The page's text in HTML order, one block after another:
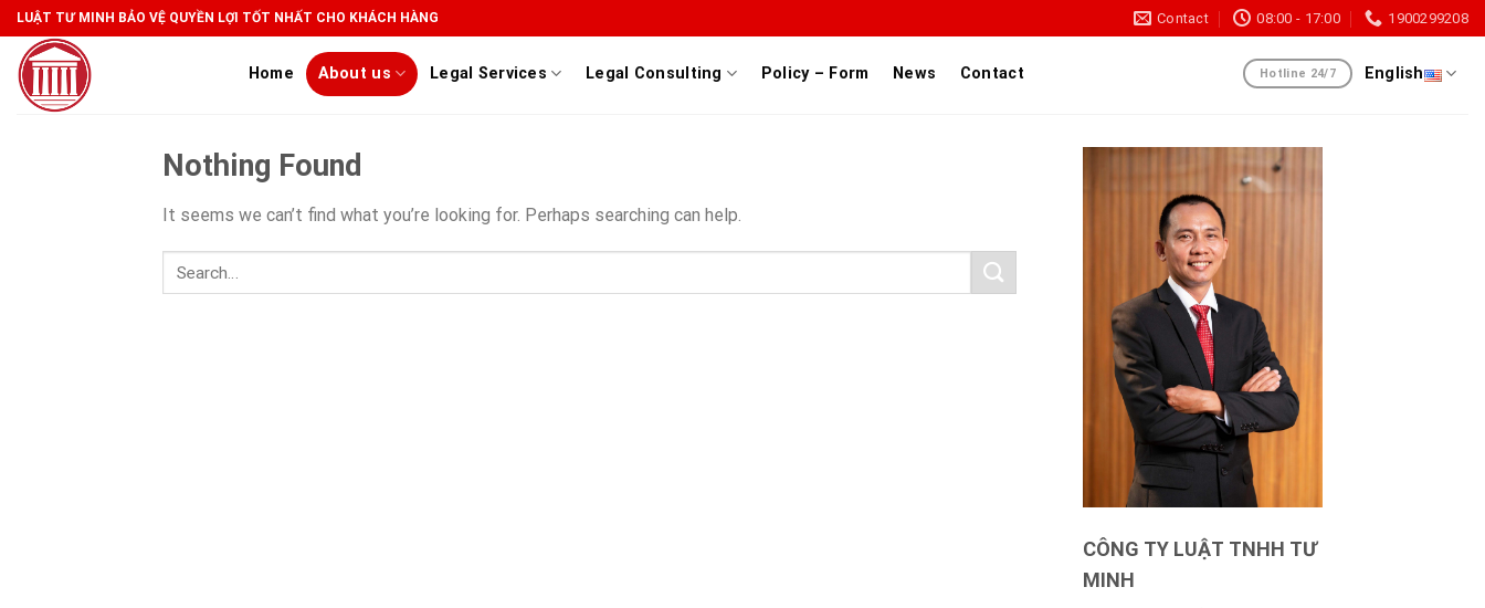
Skip
to
content
LUẬT TƯ MINH BẢO VỆ QUYỀN LỢI TỐT NHẤT CHO KHÁCH HÀNG Contact 08:00 - 17:00 1900299208
Home About us Legal Services Legal Consulting Policy – Form News Contact Hotline 24/7 English
Nothing Found
It seems we can’t find what you’re looking for. Perhaps searching can help.
CÔNG TY LUẬT TNHH TƯ
MINH